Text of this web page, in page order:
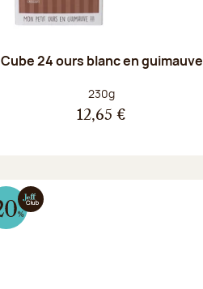
Cube 24 ours blanc en guimauve
Poids net :
230g
12,65 €